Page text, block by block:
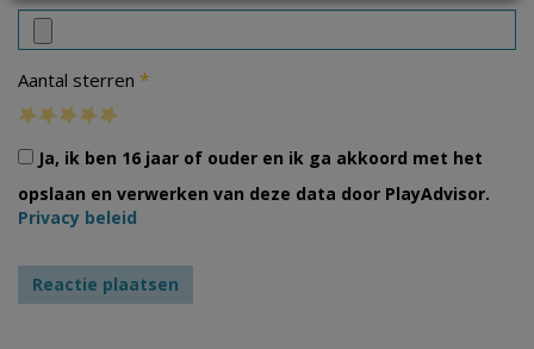
Aantal sterren *
Ja, ik ben 16 jaar of ouder en ik ga akkoord met het
opslaan en verwerken van deze data door PlayAdvisor.
Privacy beleid